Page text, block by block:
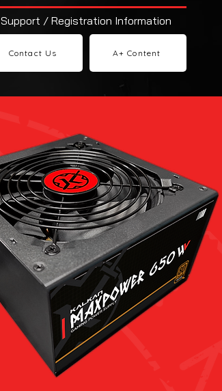
Support / Registration Information
Contact Us A+ Content